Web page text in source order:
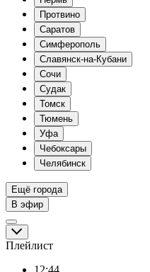
Протвино
Саратов
Симферополь
Славянск-на-Кубани
Сочи
Судак
Томск
Тюмень
Уфа
Чебоксары
Челябинск
Ещё города
В эфир
Плейлист
12:44